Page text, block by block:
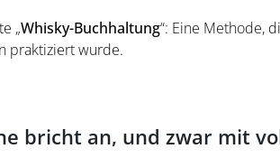
„Whisky-Buchhaltung“: Eine Methode,
praktiziert wurde.
bricht an, und zwar mit